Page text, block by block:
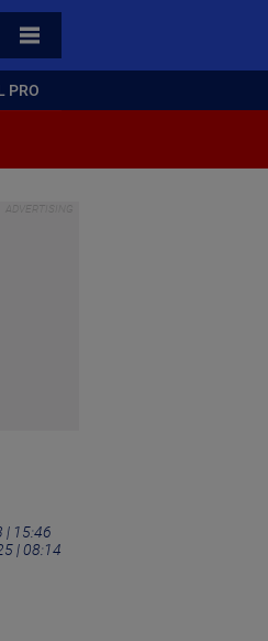
TOATE CATEGORIILE
PRO
| 15:46
| 08:14